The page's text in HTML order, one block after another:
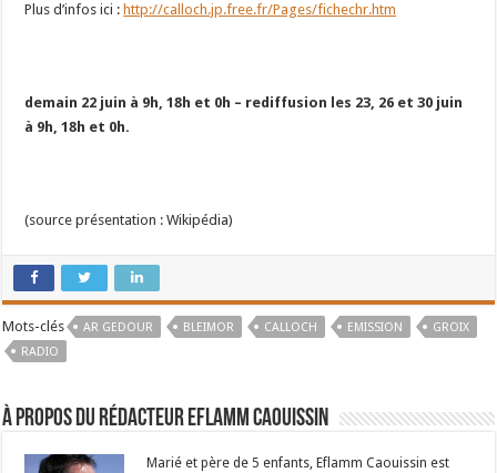
Plus d’infos ici : http://calloch.jp.free.fr/Pages/fichechr.htm
demain 22 juin à 9h, 18h et 0h – rediffusion les 23, 26 et 30 juin
à 9h, 18h et 0h.
(source présentation : Wikipédia)
Mots-clés AR GEDOUR BLEIMOR CALLOCH EMISSION
GROIX
RADIO
À propos du rédacteur Eflamm Caouissin
Marié et père de 5 enfants, Eflamm Caouissin est